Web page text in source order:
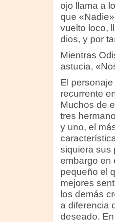
ojo llama a
que
vuelto loco,
dios, y por
Mientras
astucia,
El
recurrente
Muchos de
tres
y uno, el
siquiera sus
embargo en
pequeño el
mejores
los demás
a diferencia
deseado.